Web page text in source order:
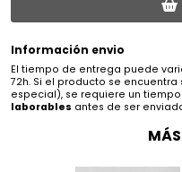
Información envio
El tiempo de entrega puede
72h. Si el producto se encuentra
especial), se requiere un
laborables antes de ser